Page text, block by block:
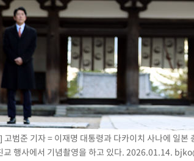
고범준 기자 = 이재명 대통령과 다카이치 사나에 일
교 행사에서 기념촬영을 하고 있다. 2026.01.14.